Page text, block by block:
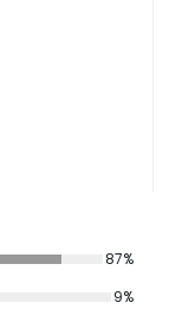
87%
9%